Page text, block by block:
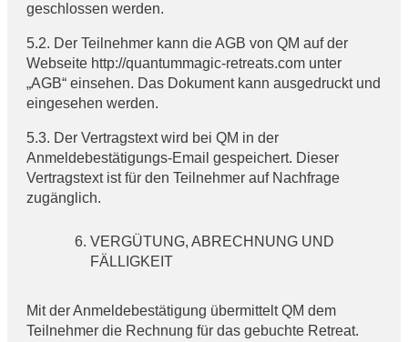
geschlossen werden.
5.2. Der Teilnehmer kann die AGB von QM auf der
Webseite http://quantummagic-retreats.com unter
„AGB“ einsehen. Das Dokument kann ausgedruckt und
eingesehen werden.
5.3. Der Vertragstext wird bei QM in der
Anmeldebestätigungs-Email gespeichert. Dieser
Vertragstext ist für den Teilnehmer auf Nachfrage
zugänglich.
VERGÜTUNG, ABRECHNUNG UND
FÄLLIGKEIT
Mit der Anmeldebestätigung übermittelt QM dem
Teilnehmer die Rechnung für das gebuchte Retreat.